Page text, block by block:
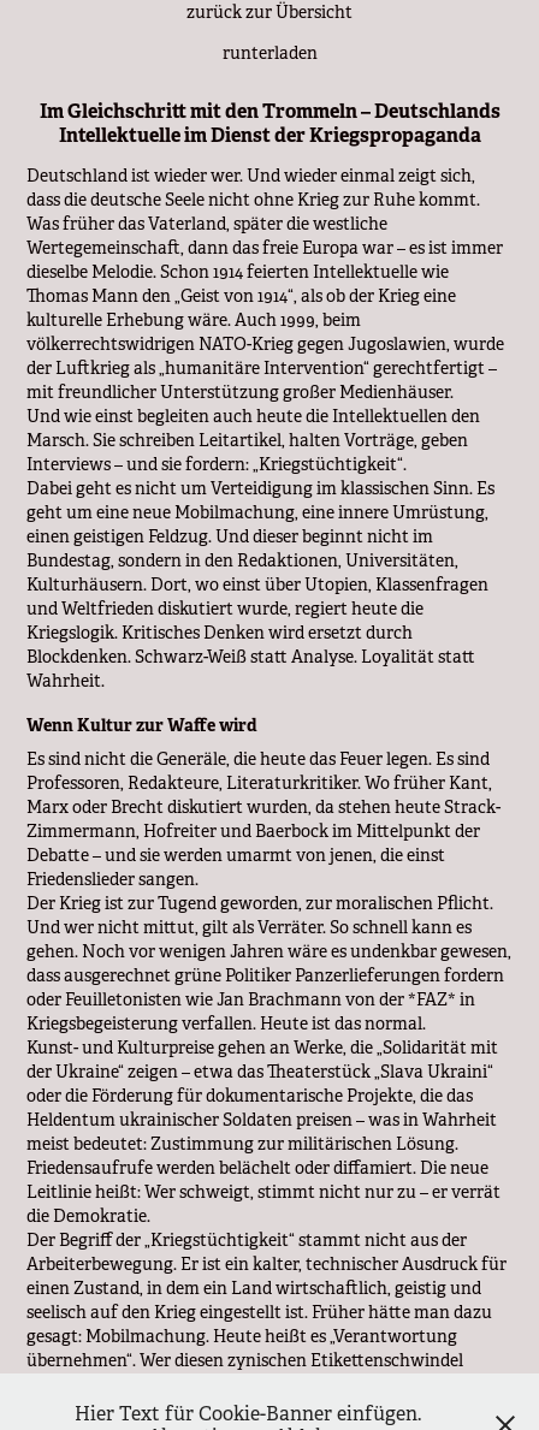
zurück zur Übersicht
runterladen
Im Gleichschritt mit den Trommeln – Deutschlands
Intellektuelle im Dienst der Kriegspropaganda
Deutschland ist wieder wer. Und wieder einmal zeigt sich,
dass die deutsche Seele nicht ohne Krieg zur Ruhe kommt.
Was früher das Vaterland, später die westliche
Wertegemeinschaft, dann das freie Europa war – es ist immer
dieselbe Melodie. Schon 1914 feierten Intellektuelle wie
Thomas Mann den „Geist von 1914“, als ob der Krieg eine
kulturelle Erhebung wäre. Auch 1999, beim
völkerrechtswidrigen NATO-Krieg gegen Jugoslawien, wurde
der Luftkrieg als „humanitäre Intervention“ gerechtfertigt –
mit freundlicher Unterstützung großer Medienhäuser.
Und wie einst begleiten auch heute die Intellektuellen den
Marsch. Sie schreiben Leitartikel, halten Vorträge, geben
Interviews – und sie fordern: „Kriegstüchtigkeit“.
Dabei geht es nicht um Verteidigung im klassischen Sinn. Es
geht um eine neue Mobilmachung, eine innere Umrüstung,
einen geistigen Feldzug. Und dieser beginnt nicht im
Bundestag, sondern in den Redaktionen, Universitäten,
Kulturhäusern. Dort, wo einst über Utopien, Klassenfragen
und Weltfrieden diskutiert wurde, regiert heute die
Kriegslogik. Kritisches Denken wird ersetzt durch
Blockdenken. Schwarz-Weiß statt Analyse. Loyalität statt
Wahrheit.
Wenn Kultur zur Waffe wird
Es sind nicht die Generäle, die heute das Feuer legen. Es sind
Professoren, Redakteure, Literaturkritiker. Wo früher Kant,
Marx oder Brecht diskutiert wurden, da stehen heute Strack-
Zimmermann, Hofreiter und Baerbock im Mittelpunkt der
Debatte – und sie werden umarmt von jenen, die einst
Friedenslieder sangen.
Der Krieg ist zur Tugend geworden, zur moralischen Pflicht.
Und wer nicht mittut, gilt als Verräter. So schnell kann es
gehen. Noch vor wenigen Jahren wäre es undenkbar gewesen,
dass ausgerechnet grüne Politiker Panzerlieferungen fordern
oder Feuilletonisten wie Jan Brachmann von der *FAZ* in
Kriegsbegeisterung verfallen. Heute ist das normal.
Kunst- und Kulturpreise gehen an Werke, die „Solidarität mit
der Ukraine“ zeigen – etwa das Theaterstück „Slava Ukraini“
oder die Förderung für dokumentarische Projekte, die das
Heldentum ukrainischer Soldaten preisen – was in Wahrheit
meist bedeutet: Zustimmung zur militärischen Lösung.
Friedensaufrufe werden belächelt oder diffamiert. Die neue
Leitlinie heißt: Wer schweigt, stimmt nicht nur zu – er verrät
die Demokratie.
Der Begriff der „Kriegstüchtigkeit“ stammt nicht aus der
Arbeiterbewegung. Er ist ein kalter, technischer Ausdruck für
einen Zustand, in dem ein Land wirtschaftlich, geistig und
seelisch auf den Krieg eingestellt ist. Früher hätte man dazu
gesagt: Mobilmachung. Heute heißt es „Verantwortung
übernehmen“. Wer diesen zynischen Etikettenschwindel
gleich als „Agent Moskaus“.
Hier Text für Cookie-Banner einfügen.